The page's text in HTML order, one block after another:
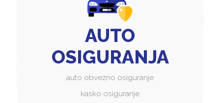
AUTO
OSIGURANJA
auto obvezno osiguranje
kasko osiguranje